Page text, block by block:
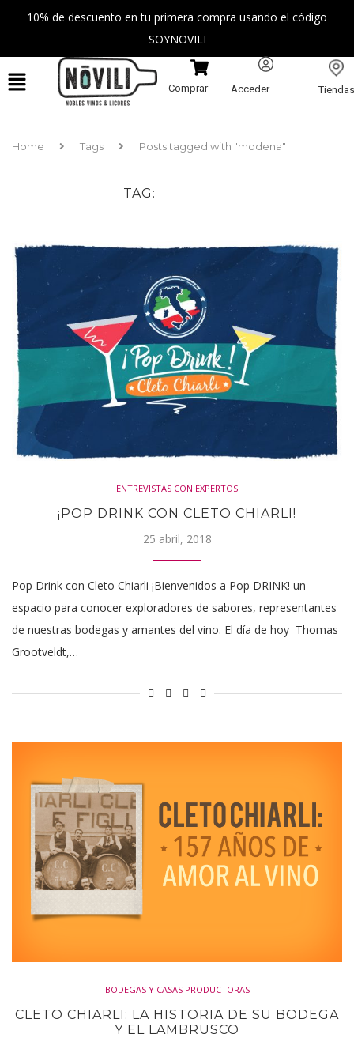
10% de descuento en tu primera compra usando el código
SOYNOVILI
Comprar Acceder Tiendas
Home Tags Posts tagged with "modena"
TAG
ENTREVISTAS CON EXPERTOS
¡POP DRINK CON CLETO CHIARLI!
25 abril, 2018
Pop Drink con Cleto Chiarli ¡Bienvenidos a Pop DRINK! un
espacio para conocer exploradores de sabores, representantes
de nuestras bodegas y amantes del vino. El día de hoy Thomas
Grootveldt,…
BODEGAS Y CASAS PRODUCTORAS
CLETO CHIARLI: LA HISTORIA DE SU BODEGA
Y EL LAMBRUSCO